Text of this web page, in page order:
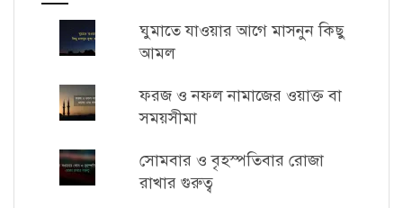
ঘুমাতে যাওয়ার আগে মাসনুন কিছু
আমল
ফরজ ও নফল নামাজের ওয়াক্ত বা
সময়সীমা
সোমবার ও বৃহস্পতিবার রোজা
রাখার গুরুত্ব